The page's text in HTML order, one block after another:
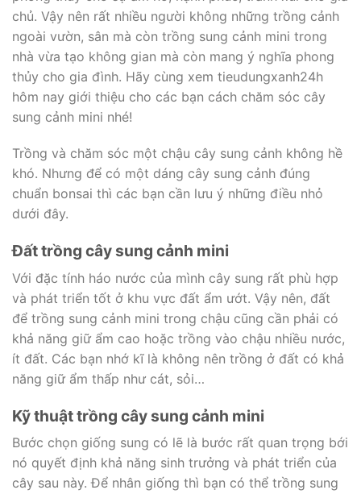
chủ. Vậy nên rất nhiều người không những trồng cảnh
ngoài vườn, sân mà còn trồng sung cảnh mini trong
nhà vừa tạo không gian mà còn mang ý nghĩa phong
thủy cho gia đình. Hãy cùng xem tieudungxanh24h
hôm nay giới thiệu cho các bạn cách chăm sóc cây
sung cảnh mini nhé!
Trồng và chăm sóc một chậu cây sung cảnh không hề
khó. Nhưng để có một dáng cây sung cảnh đúng
chuẩn bonsai thì các bạn cần lưu ý những điều nhỏ
dưới đây.
Đất trồng cây sung cảnh mini
Với đặc tính háo nước của mình cây sung rất phù hợp
và phát triển tốt ở khu vực đất ẩm ướt. Vậy nên, đất
để trồng sung cảnh mini trong chậu cũng cần phải có
khả năng giữ ẩm cao hoặc trồng vào chậu nhiều nước,
ít đất. Các bạn nhớ kĩ là không nên trồng ở đất có khả
năng giữ ẩm thấp như cát, sỏi…
Kỹ thuật trồng cây sung cảnh mini
Bước chọn giống sung có lẽ là bước rất quan trọng bới
nó quyết định khả năng sinh trưởng và phát triển của
cây sau này. Để nhân giống thì bạn có thể trồng sung